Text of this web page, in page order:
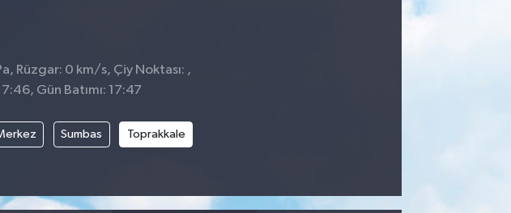
Rüzgar: 0 km/s, Çiy Noktası: ,
Gün Batımı: 17:47
Sumbas Toprakkale